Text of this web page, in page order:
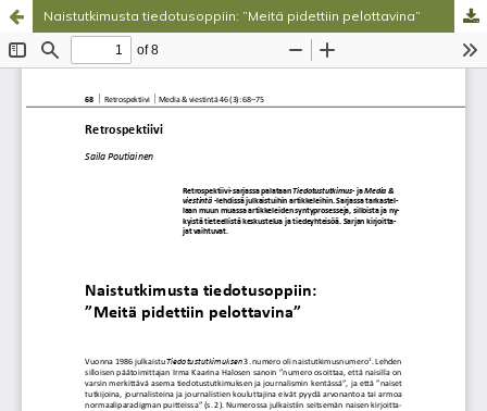
Naistutkimusta tiedotusoppiin: ”Meitä pidettiin pelottavina”
Palvelua ylläpitääTieteellisten seurain valtuuskunta